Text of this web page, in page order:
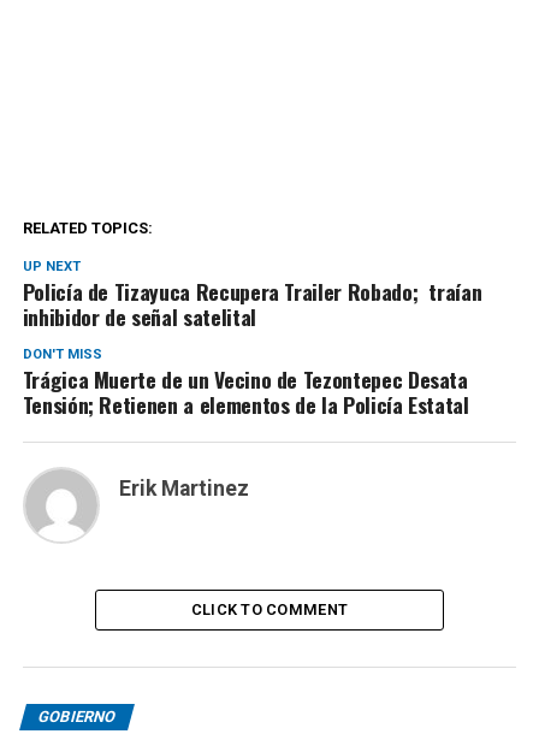
RELATED TOPICS:
UP NEXT
Policía de Tizayuca Recupera Trailer Robado; traían
inhibidor de señal satelital
DON'T MISS
Trágica Muerte de un Vecino de Tezontepec Desata
Tensión; Retienen a elementos de la Policía Estatal
Erik Martinez
CLICK TO COMMENT
GOBIERNO